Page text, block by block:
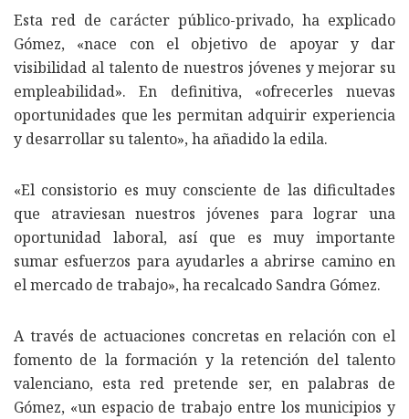
Esta red de carácter público-privado, ha explicado
Gómez, «nace con el objetivo de apoyar y dar
visibilidad al talento de nuestros jóvenes y mejorar su
empleabilidad». En definitiva, «ofrecerles nuevas
oportunidades que les permitan adquirir experiencia
y desarrollar su talento», ha añadido la edila.
«El consistorio es muy consciente de las dificultades
que atraviesan nuestros jóvenes para lograr una
oportunidad laboral, así que es muy importante
sumar esfuerzos para ayudarles a abrirse camino en
el mercado de trabajo», ha recalcado Sandra Gómez.
A través de actuaciones concretas en relación con el
fomento de la formación y la retención del talento
valenciano, esta red pretende ser, en palabras de
Gómez, «un espacio de trabajo entre los municipios y